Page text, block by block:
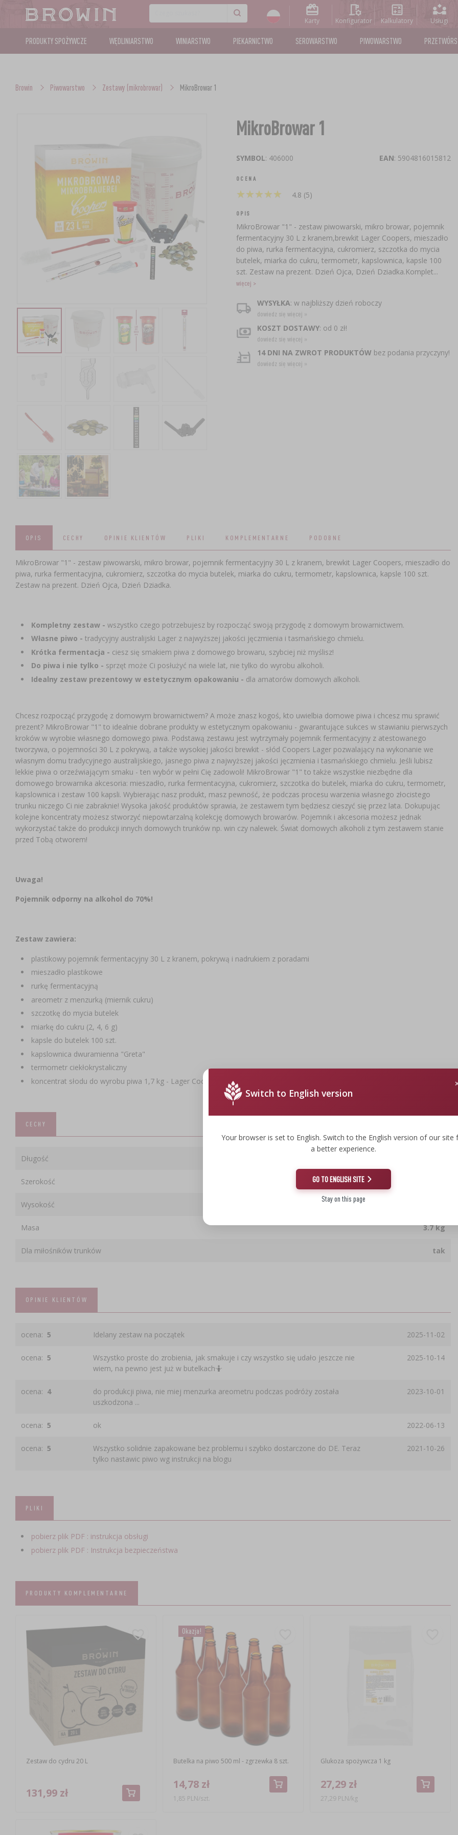
Karty Konfigurator Kalkulatory Usługi
PRODUKTY SPOŻYWCZE WĘDLINIARSTWO WINIARSTWO PIEKARNICTWO SEROWARSTWO PIWOWARSTWO
Browin Piwowarstwo Zestawy (mikrobrowar) MikroBrowar 1
MikroBrowar 1
SYMBOL: 406000 EAN: 5904816015812
OCENA
★★★★★
★★★★★ 4.8 (5)
OPIS
MikroBrowar "1" - zestaw piwowarski, mikro browar, pojemnik
fermentacyjny 30 L z kranem,brewkit Lager Coopers, mieszadło
do piwa, rurka fermentacyjna, cukromierz, szczotka do mycia
butelek, miarka do cukru, termometr, kapslownica, kapsle 100
szt. Zestaw na prezent. Dzień Ojca, Dzień Dziadka. Komplet...
więcej >
WYSYŁKA: w najbliższy dzień roboczy
dowiedz się więcej »
KOSZT DOSTAWY: od 0 zł!
dowiedz się więcej »
14 DNI NA ZWROT PRODUKTÓW bez podania przyczyny!
dowiedz się więcej »
OPIS CECHY OPINIE KLIENTÓW PLIKI KOMPLEMENTARNE PODOBNE
MikroBrowar "1" - zestaw piwowarski, mikro browar, pojemnik fermentacyjny 30 L z kranem, brewkit Lager Coopers, mieszadło do
piwa, rurka fermentacyjna, cukromierz, szczotka do mycia butelek, miarka do cukru, termometr, kapslownica, kapsle 100 szt.
Zestaw na prezent. Dzień Ojca, Dzień Dziadka.
Kompletny zestaw - wszystko czego potrzebujesz by rozpocząć swoją przygodę z domowym browarnictwem.
Własne piwo - tradycyjny australijski Lager z najwyższej jakości jęczmienia i tasmańskiego chmielu.
Krótka fermentacja - ciesz się smakiem piwa z domowego browaru, szybciej niż myślisz!
Do piwa i nie tylko - sprzęt może Ci posłużyć na wiele lat, nie tylko do wyrobu alkoholi.
Idealny zestaw prezentowy w estetycznym opakowaniu - dla amatorów domowych alkoholi.
Chcesz rozpocząć przygodę z domowym browarnictwem? A może znasz kogoś, kto uwielbia domowe piwa i chcesz mu sprawić
prezent? MikroBrowar "1" to idealnie dobrane produkty w estetycznym opakowaniu - gwarantujące sukces w stawianiu pierwszych
kroków w wyrobie własnego domowego piwa. Podstawą zestawu jest wytrzymały pojemnik fermentacyjny z atestowanego
tworzywa, o pojemności 30 L z pokrywą, a także wysokiej jakości brewkit - słód Coopers Lager pozwalający na wykonanie we
własnym domu tradycyjnego australijskiego, jasnego piwa z najwyższej jakości jęczmienia i tasmańskiego chmielu. Jeśli lubisz
lekkie piwa o orzeźwiającym smaku - ten wybór w pełni Cię zadowoli! MikroBrowar "1" to także wszystkie niezbędne dla
domowego browarnika akcesoria: mieszadło, rurka fermentacyjna, cukromierz, szczotka do butelek, miarka do cukru, termometr,
kapslownica i zestaw 100 kapsli. Wybierając nasz produkt, masz pewność, że podczas procesu warzenia własnego złocistego
trunku niczego Ci nie zabraknie! Wysoka jakość produktów sprawia, że zestawem tym będziesz cieszyć się przez lata. Dokupując
kolejne koncentraty możesz stworzyć niepowtarzalną kolekcję domowych browarów. Pojemnik i akcesoria możesz jednak
wykorzystać także do produkcji innych domowych trunków np. win czy nalewek. Świat domowych alkoholi z tym zestawem stanie
przed Tobą otworem!
Uwaga!
Pojemnik odporny na alkohol do 70%!
Zestaw zawiera:
plastikowy pojemnik fermentacyjny 30 L z kranem, pokrywą i nadrukiem z poradami
mieszadło plastikowe
rurkę fermentacyjną
areometr z menzurką (miernik cukru)
szczotkę do mycia butelek
miarkę do cukru (2, 4, 6 g)
kapsle do butelek 100 szt.
kapslownica dwuramienna "Greta"
termometr ciekłokrystaliczny
koncentrat słodu do wyrobu piwa 1,7 kg - Lager Coopers (brewkit)
CECHY
Długość
Szerokość
Wysokość
Masa 3.7 kg
Dla miłośników trunków tak
OPINIE KLIENTÓW
ocena: 5 Idelany zestaw na początek 2025-11-02
ocena: 5
Wszystko proste do zrobienia, jak smakuje i czy wszystko się udało jeszcze nie
wiem, na pewno jest już w butelkach🤷
2025-10-14
ocena: 4
do produkcji piwa, nie miej menzurka areometru podczas podróży została
uszkodzona ...
2023-10-01
ocena: 5 ok 2022-06-13
ocena: 5
Wszystko solidnie zapakowane bez problemu i szybko dostarczone do DE. Teraz
tylko nastawic piwo wg instrukcji na blogu
2021-10-26
PLIKI
pobierz plik PDF : instrukcja obsługi
pobierz plik PDF : Instrukcja bezpieczeństwa
PRODUKTY KOMPLEMENTARNE
Zestaw do cydru 20 L
131,99 zł
Okazja!
Butelka na piwo 500 ml - zgrzewka 8 szt.
14,78 zł
1,85 PLN/szt.
Glukoza spożywcza 1 kg
27,29 zł
27,29 PLN/kg
Switch to English version
Your browser is set to English. Switch to the English version of our site
a better experience.
GO TO ENGLISH SITE
Stay on this page